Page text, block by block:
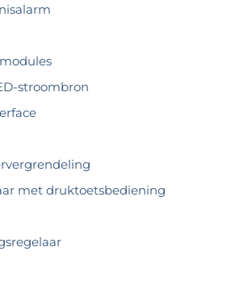
stroombron
met druktoetsbediening